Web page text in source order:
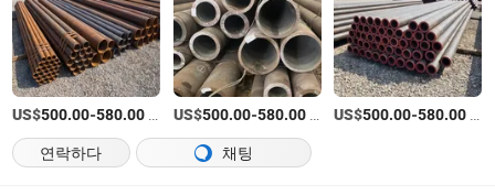
US$500.00-580.00 US$500.00-580.00/티 US$500.00-580.00
연락하다
채팅